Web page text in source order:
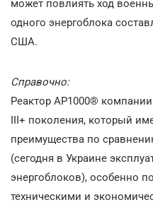
может повлиять ход
одного энергоблока
США.
Справочно:
Реактор АР1000® компании
ІІІ+ поколения, который
преимущества по
(сегодня в Украине
энергоблоков), особенно
техническими и